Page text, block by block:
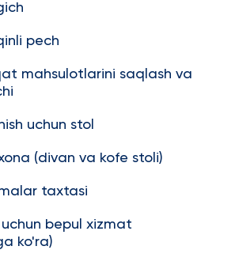
pech
mahsulotlarini saqlash va
uchun stol
(divan va kofe stoli)
taxtasi
uchun bepul xizmat
ko'ra)